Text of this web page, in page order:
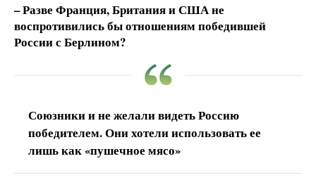
– Разве Франция, Британия и США не
воспротивились бы отношениям победившей
России с Берлином?
Союзники и не желали видеть Россию
победителем. Они хотели использовать ее
лишь как «пушечное мясо»